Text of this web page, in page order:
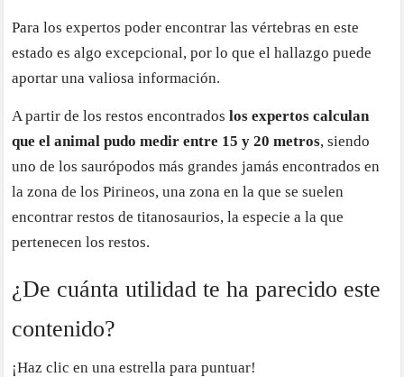
Para los expertos poder encontrar las vértebras en este
estado es algo excepcional, por lo que el hallazgo puede
aportar una valiosa información.
A partir de los restos encontradoslos expertos calculan
que el animal pudo medir entre 15 y 20 metros, siendo
uno de los saurópodos más grandes jamás encontrados en
la zona de los Pirineos, una zona en la que se suelen
encontrar restos de titanosaurios, la especie a la que
pertenecen los restos.
¿De cuánta utilidad te ha parecido este
contenido?
¡Haz clic en una estrella para puntuar!